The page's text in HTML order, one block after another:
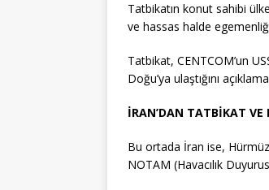
Tatbikatın konut sahibi
ve hassas halde
Tatbikat, CENTCOM’un
Doğu’ya ulaştığını
İRAN’DAN TATBİKAT VE
Bu ortada İran ise,
NOTAM (Havacılık